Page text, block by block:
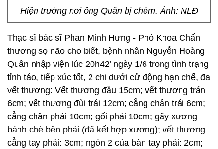
Hiện trường nơi ông Quân bị chém. Ảnh: NLĐ
Thạc sĩ bác sĩ Phan Minh Hưng - Phó Khoa Chấn
thương sọ não cho biết, bệnh nhân Nguyễn Hoàng
Quân nhập viện lúc 20h42’ ngày 1/6 trong tình trạng
tỉnh táo, tiếp xúc tốt, 2 chi dưới cử động hạn chế, đa
vết thương: Vết thương đầu 15cm; vết thương trán
6cm; vết thương đùi trái 12cm; cẳng chân trái 6cm;
cẳng chân phải 10cm; gối phải 10cm; gãy xương
bánh chè bên phải (đã kết hợp xương); vết thương
cẳng tay phải: 3cm; ngón 2 của bàn tay phải: 2cm;